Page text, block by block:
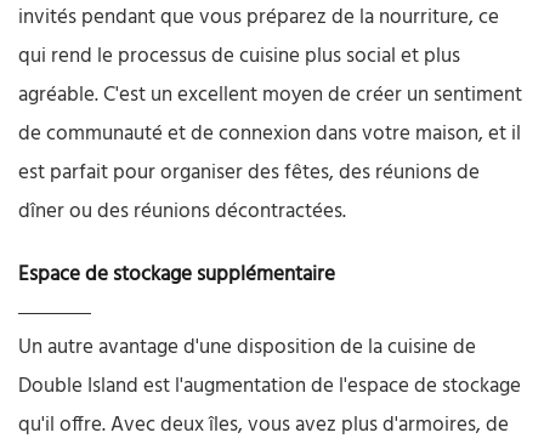
invités pendant que vous préparez de la nourriture, ce
qui rend le processus de cuisine plus social et plus
agréable. C'est un excellent moyen de créer un sentiment
de communauté et de connexion dans votre maison, et il
est parfait pour organiser des fêtes, des réunions de
dîner ou des réunions décontractées.
Espace de stockage supplémentaire
Un autre avantage d'une disposition de la cuisine de
Double Island est l'augmentation de l'espace de stockage
qu'il offre. Avec deux îles, vous avez plus d'armoires, de